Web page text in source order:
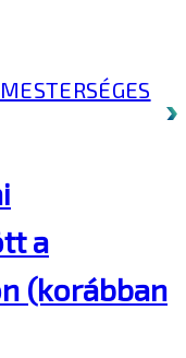
a
(korábban